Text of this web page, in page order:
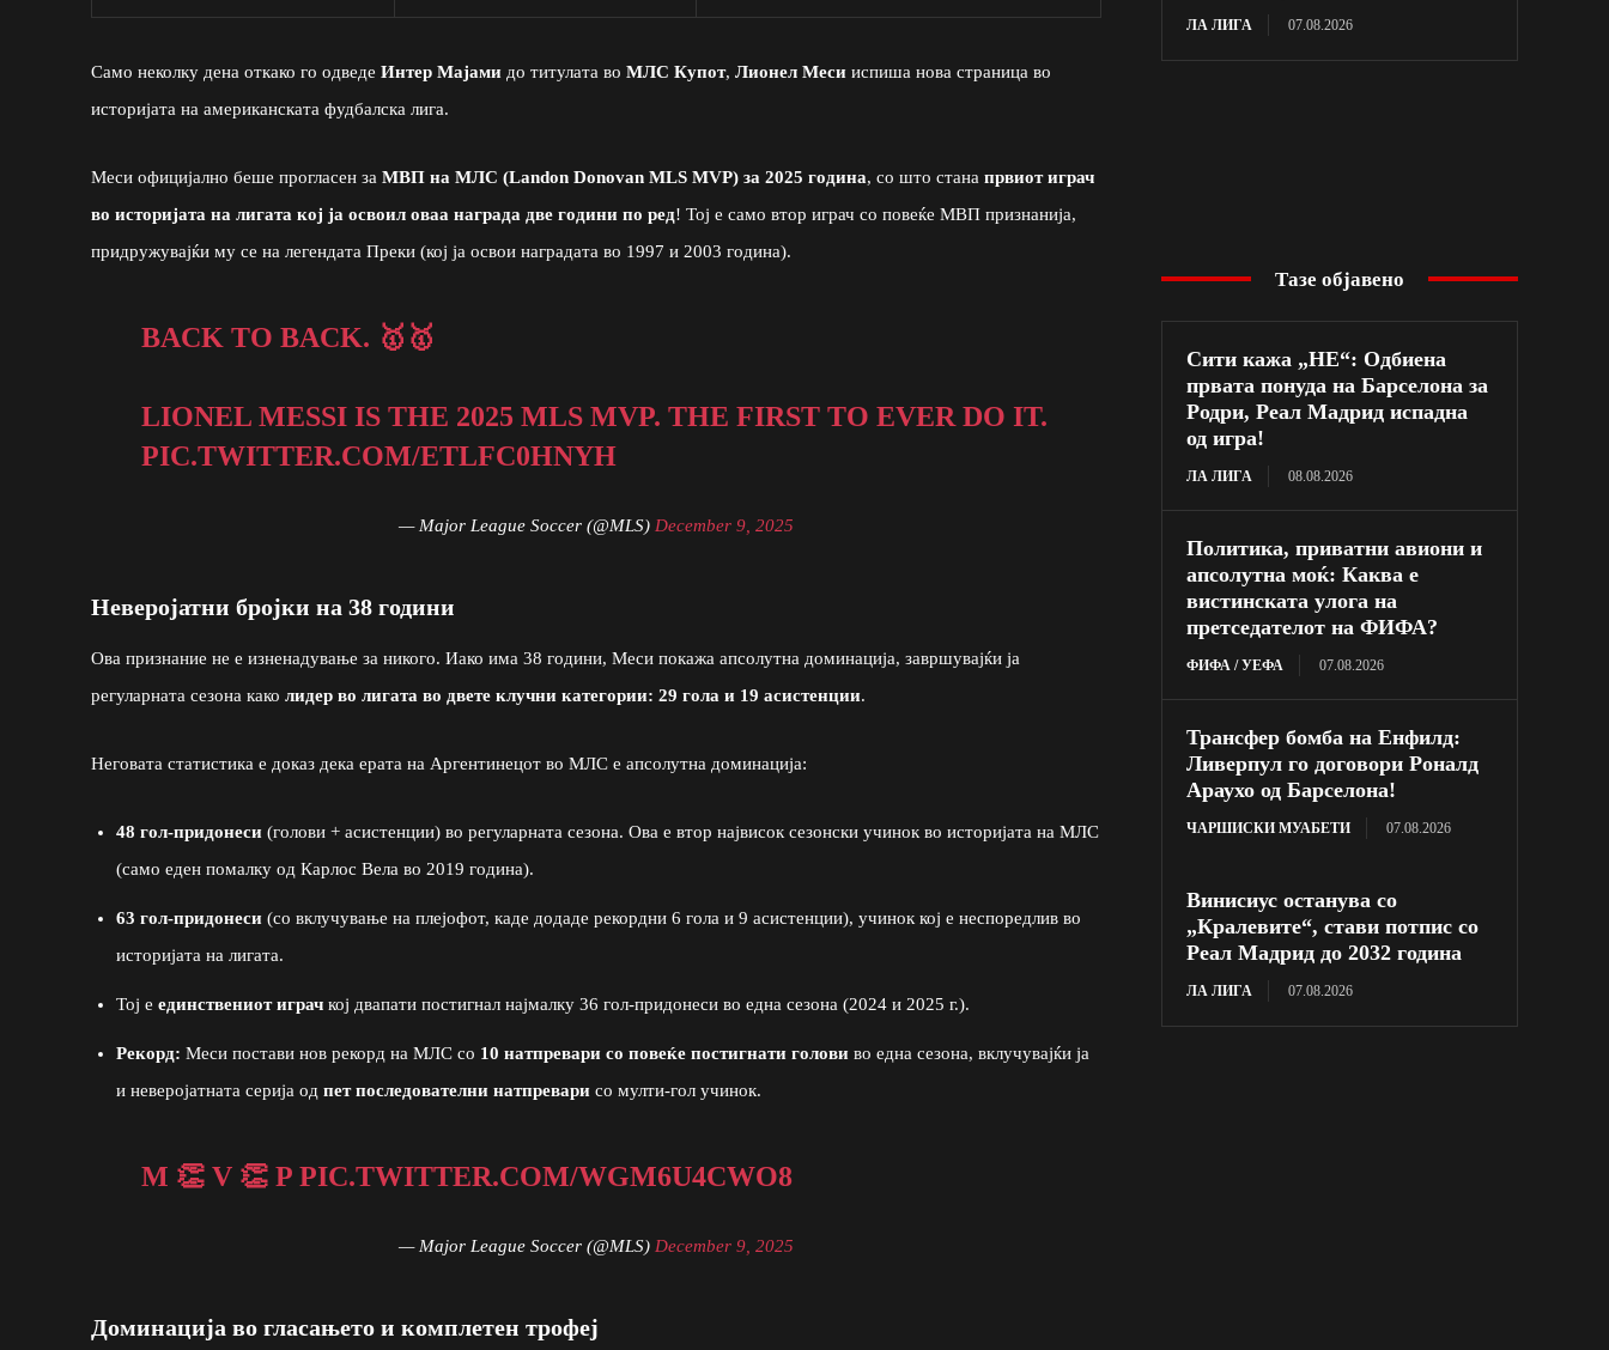
Само неколку дена откако го одведе Интер Мајами до титулата во МЛС Купот, Лионел Меси испиша нова страница во
историјата на американската фудбалска лига.
Меси официјално беше прогласен за МВП на МЛС (Landon Donovan MLS MVP) за 2025 година, со што стана првиот играч
во историјата на лигата кој ја освоил оваа награда две години по ред! Тој е само втор играч со повеќе МВП признанија,
придружувајќи му се на легендата Преки (кој ја освои наградата во 1997 и 2003 година).
BACK TO BACK. 🥇🥇
LIONEL MESSI IS THE 2025 MLS MVP. THE FIRST TO EVER DO IT.
PIC.TWITTER.COM/ETLFC0HNYH
— Major League Soccer (@MLS) December 9, 2025
Неверојатни бројки на 38 години
Ова признание не е изненадување за никого. Иако има 38 години, Меси покажа апсолутна доминација, завршувајќи ја
регуларната сезона како лидер во лигата во двете клучни категории: 29 гола и 19 асистенции.
Неговата статистика е доказ дека ерата на Аргентинецот во МЛС е апсолутна доминација:
48 гол-придонеси (голови + асистенции) во регуларната сезона. Ова е втор највисок сезонски учинок во историјата на МЛС
(само еден помалку од Карлос Вела во 2019 година).
63 гол-придонеси (со вклучување на плејофот, каде додаде рекордни 6 гола и 9 асистенции), учинок кој е неспоредлив во
историјата на лигата.
Тој е единствениот играч кој двапати постигнал најмалку 36 гол-придонеси во една сезона (2024 и 2025 г.).
Рекорд: Меси постави нов рекорд на МЛС со 10 натпревари со повеќе постигнати голови во една сезона, вклучувајќи ја
и неверојатната серија од пет последователни натпревари со мулти-гол учинок.
M 👏 V 👏 PPIC.TWITTER.COM/WGM6U4CWO8
— Major League Soccer (@MLS) December 9, 2025
Доминација во гласањето и комплетен трофеј
ЛА ЛИГА 07.08.2026
Тазе објавено
Сити кажа „НЕ“: Одбиена
првата понуда на Барселона за
Родри, Реал Мадрид испадна
од игра!
ЛА ЛИГА 08.08.2026
Политика, приватни авиони и
апсолутна моќ: Каква е
вистинската улога на
претседателот на ФИФА?
ФИФА / УЕФА 07.08.2026
Трансфер бомба на Енфилд:
Ливерпул го договори Роналд
Араухо од Барселона!
ЧАРШИСКИ МУАБЕТИ 07.08.2026
Винисиус останува со
„Кралевите“, стави потпис со
Реал Мадрид до 2032 година
ЛА ЛИГА 07.08.2026